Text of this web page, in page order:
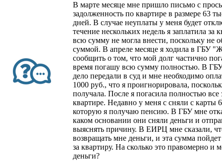
В марте месяце мне пришло письмо с
задолженность по квартире в размере 63
дней. В случае неуплаты у меня будет
течение нескольких недель я заплатила за
всю сумму не могла внести, поскольку не
суммой. В апреле месяце я ходила в ГБУ
сообщить о том, что мой долг частично
время погашу всю сумму полностью. В
дело передали в суд и мне необходимо
1000 руб., что я проигнорировала,
получала. После я погасила полностью все
квартире. Недавно у меня с сняли с карты
которую я получаю пенсию. В ГБУ мне
каком основании они сняли деньги и
выяснять причину. В ЕИРЦ мне сказали,
возвращать мне деньги, и эта сумма
за квартиру. На сколько это правомерно и
деньги?